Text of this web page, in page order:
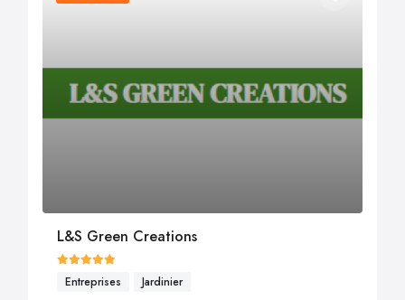
L&S Green Creations
Entreprises Jardinier